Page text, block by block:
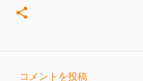
コメントを投稿